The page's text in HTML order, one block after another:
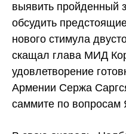
выявить пройденный
обсудить
нового стимула
скащал глава МИД
удовлетворение
Армении Сержа
саммите по вопросам